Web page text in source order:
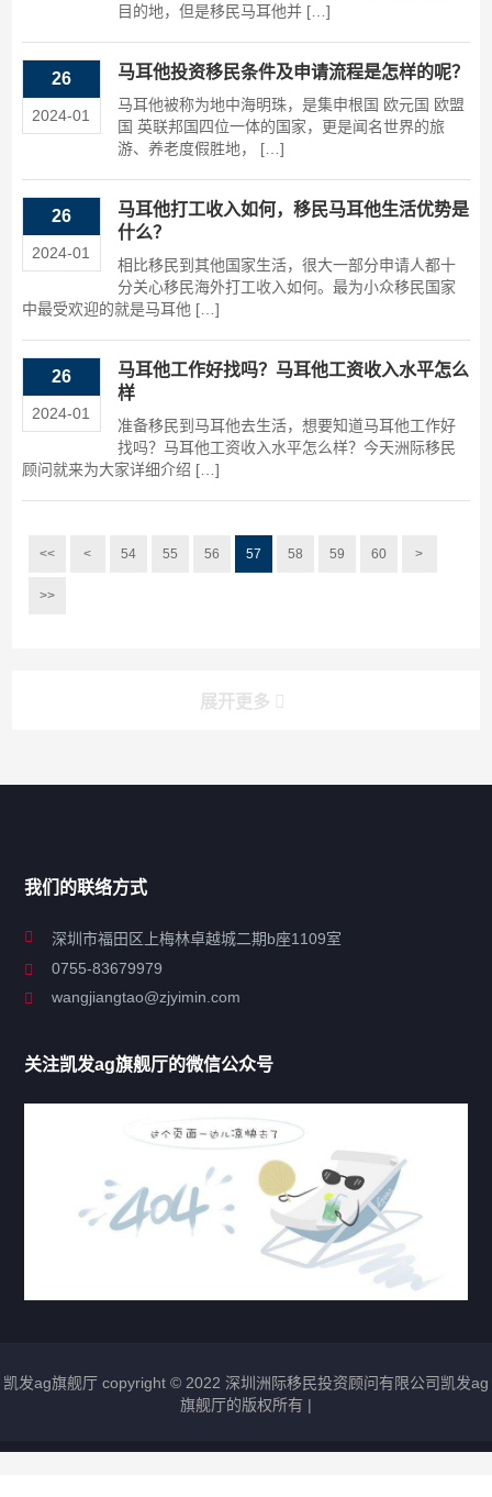
目的地，但是移民马耳他并 […]
26
2024-01
马耳他投资移民条件及申请流程是怎样的呢？
马耳他被称为地中海明珠，是集申根国 欧元国 欧盟
国 英联邦国四位一体的国家，更是闻名世界的旅
游、养老度假胜地， […]
26
2024-01
马耳他打工收入如何，移民马耳他生活优势是
什么？
相比移民到其他国家生活，很大一部分申请人都十
分关心移民海外打工收入如何。最为小众移民国家
中最受欢迎的就是马耳他 […]
26
2024-01
马耳他工作好找吗？马耳他工资收入水平怎么
样
准备移民到马耳他去生活，想要知道马耳他工作好
找吗？马耳他工资收入水平怎么样？今天洲际移民
顾问就来为大家详细介绍 […]
<< < 54 55 56 57 58 59 60 >
>>
展开更多
联系凯发ag旗舰厅
行业动态
圣基茨移民 瓦努阿图移民
多米尼克移民
圣卢西亚移民
我们的联络方式
深圳市福田区上梅林卓越城二期b座1109室
0755-83679979
wangjiangtao@zjyimin.com
关注凯发ag旗舰厅的微信公众号
凯发ag旗舰厅 copyright © 2022 深圳洲际移民投资顾问有限公司凯发ag
旗舰厅的版权所有 |